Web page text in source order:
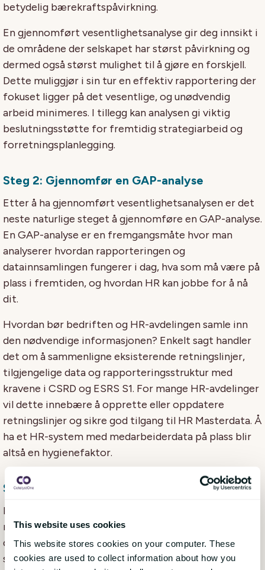
This website uses cookies
This website stores cookies on your computer. These
cookies are used to collect information about how you
betydelig bærekraftspåvirkning.
En gjennomført vesentlighetsanalyse gir deg innsikt i
de områdene der selskapet har størst påvirkning og
dermed også størst mulighet til å gjøre en forskjell.
Dette muliggjør i sin tur en effektiv rapportering der
fokuset ligger på det vesentlige, og unødvendig
arbeid minimeres. I tillegg kan analysen gi viktig
beslutningsstøtte for fremtidig strategiarbeid og
forretningsplanlegging.
Steg 2: Gjennomfør en GAP-analyse
Etter å ha gjennomført vesentlighetsanalysen er det
neste naturlige steget å gjennomføre en GAP-analyse.
En GAP-analyse er en fremgangsmåte hvor man
analyserer hvordan rapporteringen og
datainnsamlingen fungerer i dag, hva som må være på
plass i fremtiden, og hvordan HR kan jobbe for å nå
dit.
Hvordan bør bedriften og HR-avdelingen samle inn
den nødvendige informasjonen? Enkelt sagt handler
det om å sammenligne eksisterende retningslinjer,
tilgjengelige data og rapporteringsstruktur med
kravene i CSRD og ESRS S1. For mange HR-avdelinger
vil dette innebære å opprette eller oppdatere
retningslinjer og sikre god tilgang til HR Masterdata. Å
ha et HR-system med medarbeiderdata på plass blir
altså en hygienefaktor.
Steg 3: Etablering av rapporteringsstrukturer
Datapunktene som HR bidrar med i CSRD-
rapporteringen er bare en del av helheten. Ettersom
direktivet krever konsernomfattende rapportering
som inkluderer datterselskaper og utvidet